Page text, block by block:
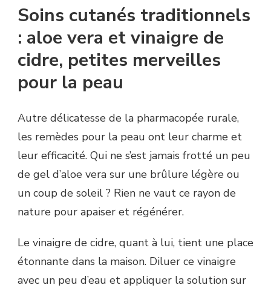
Soins cutanés traditionnels
: aloe vera et vinaigre de
cidre, petites merveilles
pour la peau
Autre délicatesse de la pharmacopée rurale,
les remèdes pour la peau ont leur charme et
leur efficacité. Qui ne s’est jamais frotté un peu
de gel d’aloe vera sur une brûlure légère ou
un coup de soleil ? Rien ne vaut ce rayon de
nature pour apaiser et régénérer.
Le vinaigre de cidre, quant à lui, tient une place
étonnante dans la maison. Diluer ce vinaigre
avec un peu d’eau et appliquer la solution sur